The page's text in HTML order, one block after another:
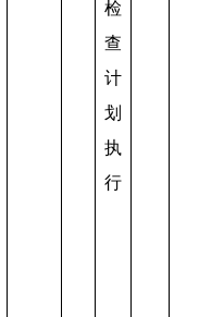
检
查
计
划
执
行